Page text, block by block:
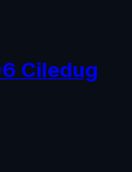
Ciledug